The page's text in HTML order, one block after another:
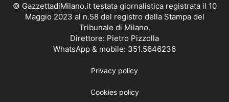
© GazzettadiMilano.it testata giornalistica registrata il 10
Maggio 2023 al n.58 del registro della Stampa del
Tribunale di Milano.
Direttore: Pietro Pizzolla
WhatsApp & mobile: 351.5646236
Privacy policy
Cookies policy